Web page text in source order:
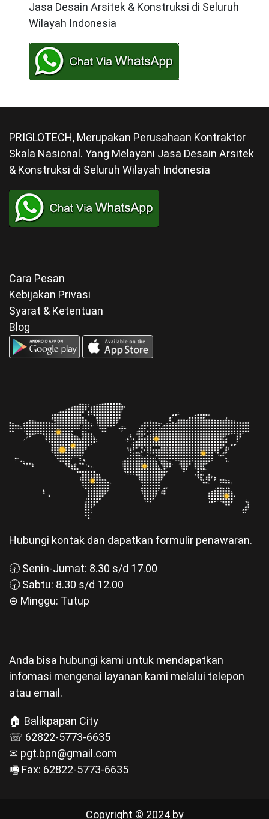
Jasa Desain Arsitek & Konstruksi di Seluruh
Wilayah Indonesia
PRIGLOTECH, Merupakan Perusahaan Kontraktor
Skala Nasional. Yang Melayani Jasa Desain Arsitek
& Konstruksi di Seluruh Wilayah Indonesia
Cara Pesan
Kebijakan Privasi
Syarat & Ketentuan
Blog
Hubungi kontak dan dapatkan formulir penawaran.
🕣 Senin-Jumat: 8.30 s/d 17.00
🕣 Sabtu: 8.30 s/d 12.00
⊝ Minggu: Tutup
Anda bisa hubungi kami untuk mendapatkan
infomasi mengenai layanan kami melalui telepon
atau email.
🏠 Balikpapan City
☏ 62822-5773-6635
✉ pgt.bpn@gmail.com
🖷 Fax: 62822-5773-6635
Copyright © 2024 by